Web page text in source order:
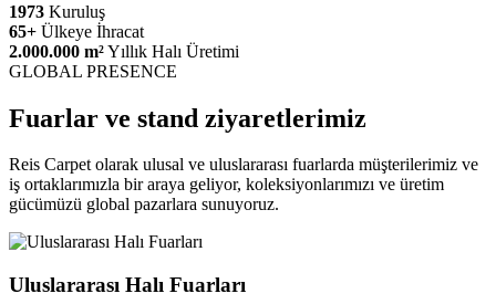
1973 Kuruluş
65+ Ülkeye İhracat
2.000.000 m²Yıllık Halı Üretimi
GLOBAL PRESENCE
Fuarlar ve stand ziyaretlerimiz
Reis Carpet olarak ulusal ve uluslararası fuarlarda müşterilerimiz ve
iş ortaklarımızla bir araya geliyor, koleksiyonlarımızı ve üretim
gücümüzü global pazarlara sunuyoruz.
Uluslararası Halı Fuarları